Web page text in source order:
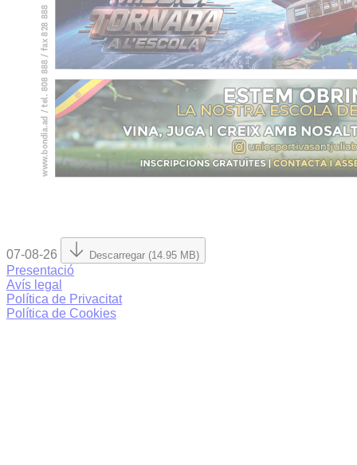
07-08-26 Descarregar (14.95 MB)
Presentació
Avís legal
Política de Privacitat
Política de Cookies